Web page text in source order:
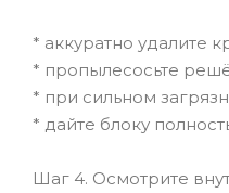
* аккуратно удалите
* пропылесосьте
* при сильном
* дайте блоку
Шаг 4. Осмотрите